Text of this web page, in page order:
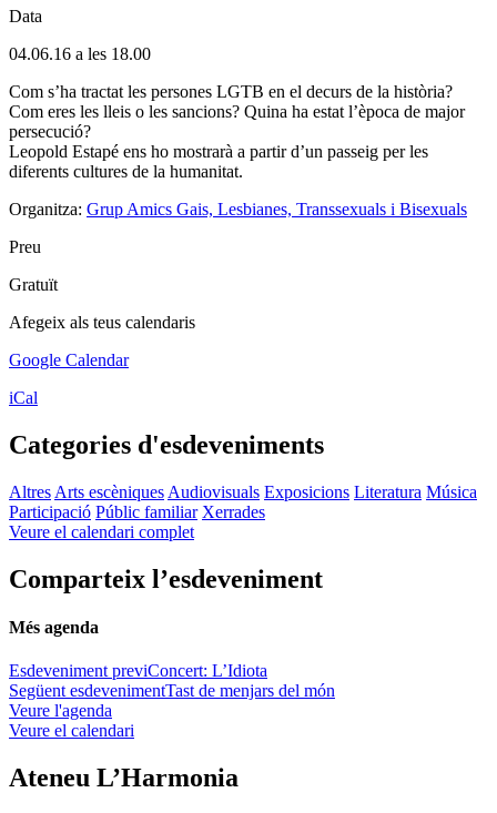
Data
04.06.16 a les 18.00
Com s’ha tractat les persones LGTB en el decurs de la història?
Com eres les lleis o les sancions? Quina ha estat l’època de major
persecució?
Leopold Estapé ens ho mostrarà a partir d’un passeig per les
diferents cultures de la humanitat.
Organitza: Grup Amics Gais, Lesbianes, Transsexuals i Bisexuals
Preu
Gratuït
Afegeix als teus calendaris
Google Calendar
iCal
Categories d'esdeveniments
Altres Arts escèniques Audiovisuals Exposicions Literatura Música
Participació Públic familiar Xerrades
Veure el calendari complet
Comparteix l’esdeveniment
Més agenda
Esdeveniment previConcert: L’Idiota
Següent esdevenimentTast de menjars del món
Veure l'agenda
Veure el calendari
Ateneu L’Harmonia